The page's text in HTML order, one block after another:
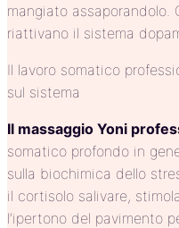
mangiato assaporandolo.
riattivano il sistema
Il lavoro somatico
sul sistema
Il massaggio Yoni
somatico profondo in
sulla biochimica dello
il cortisolo salivare,
l’ipertono del pavimento